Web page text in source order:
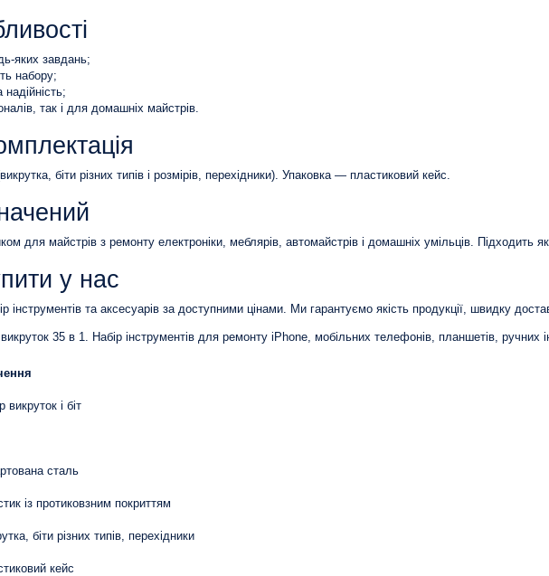
яких завдань;
набору;
так і для домашніх майстрів.
біти різних типів і розмірів, перехідники). Упаковка — пластиковий кейс.
для майстрів з ремонту електроніки, меблярів, автомайстрів і домашніх умільців. Підходить
у нас
інструментів та аксесуарів за доступними цінами. Ми гарантуємо якість продукції, швидку
35 в 1. Набір інструментів для ремонту iPhone, мобільних телефонів, планшетів, ручних
викруток і біт
сталь
із протиковзним покриттям
біти різних типів, перехідники
кейс